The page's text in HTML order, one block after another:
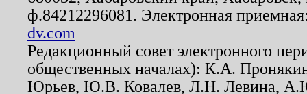
ф.84212296081. Электронная
dv.com
Редакционный совет электронного
общественных началах): К.А.
Юрьев, Ю.В. Ковалев, Л.Н. Левина,